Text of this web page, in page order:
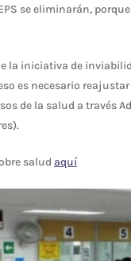
se eliminarán,
iniciativa de
es necesario
de la salud a través
salud aquí